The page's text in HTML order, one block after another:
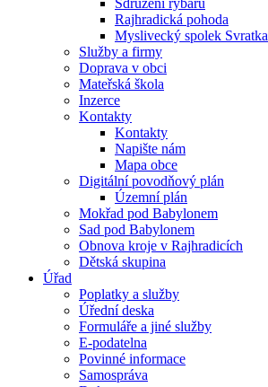
Sdružení rybářů
Rajhradická pohoda
Myslivecký spolek Svratka
Služby a firmy
Doprava v obci
Mateřská škola
Inzerce
Kontakty
Kontakty
Napište nám
Mapa obce
Digitální povodňový plán
Územní plán
Mokřad pod Babylonem
Sad pod Babylonem
Obnova kroje v Rajhradicích
Dětská skupina
Úřad
Poplatky a služby
Úřední deska
Formuláře a jiné služby
E-podatelna
Povinné informace
Samospráva